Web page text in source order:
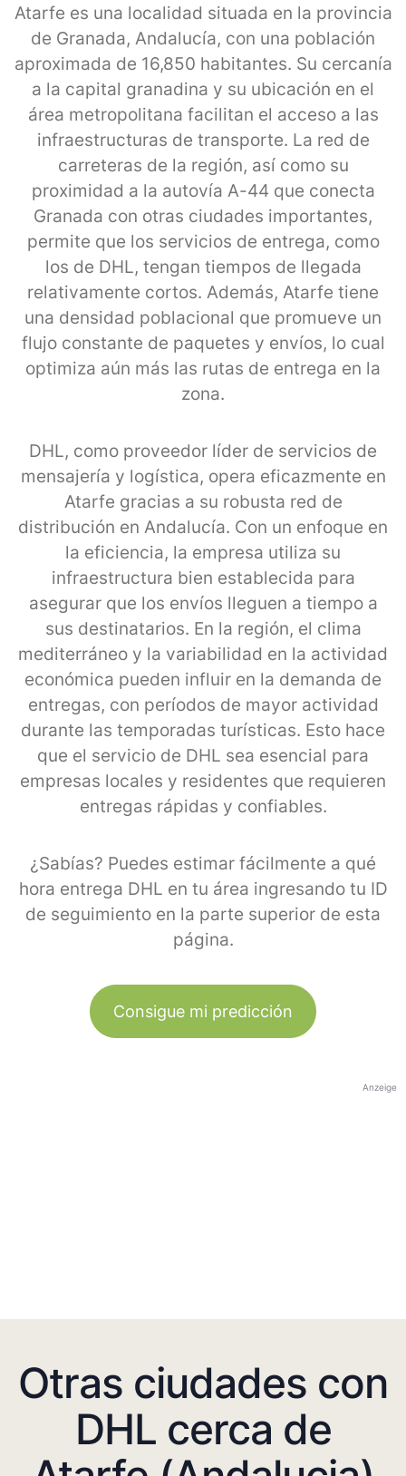
Atarfe es una localidad situada en la provincia
de Granada, Andalucía, con una población
aproximada de 16,850 habitantes. Su cercanía
a la capital granadina y su ubicación en el
área metropolitana facilitan el acceso a las
infraestructuras de transporte. La red de
carreteras de la región, así como su
proximidad a la autovía A-44 que conecta
Granada con otras ciudades importantes,
permite que los servicios de entrega, como
los de DHL, tengan tiempos de llegada
relativamente cortos. Además, Atarfe tiene
una densidad poblacional que promueve un
flujo constante de paquetes y envíos, lo cual
optimiza aún más las rutas de entrega en la
zona.
DHL, como proveedor líder de servicios de
mensajería y logística, opera eficazmente en
Atarfe gracias a su robusta red de
distribución en Andalucía. Con un enfoque en
la eficiencia, la empresa utiliza su
infraestructura bien establecida para
asegurar que los envíos lleguen a tiempo a
sus destinatarios. En la región, el clima
mediterráneo y la variabilidad en la actividad
económica pueden influir en la demanda de
entregas, con períodos de mayor actividad
durante las temporadas turísticas. Esto hace
que el servicio de DHL sea esencial para
empresas locales y residentes que requieren
entregas rápidas y confiables.
¿Sabías? Puedes estimar fácilmente a qué
hora entrega DHL en tu área ingresando tu ID
de seguimiento en la parte superior de esta
página.
Consigue mi predicción
Anzeige
Otras ciudades con
DHL cerca de